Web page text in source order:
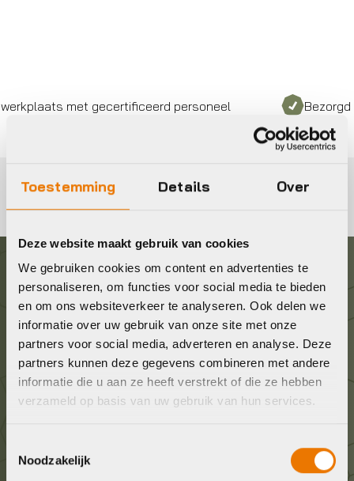
Toestemming Details Over
Deze website maakt gebruik van cookies
We gebruiken cookies om content en advertenties te
personaliseren, om functies voor social media te bieden
en om ons websiteverkeer te analyseren. Ook delen we
informatie over uw gebruik van onze site met onze
partners voor social media, adverteren en analyse. Deze
partners kunnen deze gegevens combineren met andere
informatie die u aan ze heeft verstrekt of die ze hebben
verzameld op basis van uw gebruik van hun services.
Noodzakelijk
met gecertificeerd personeel Bezorgd
Graag in contact komen?
Wij staan voor je klaar! Neem contact op via de
onderstaande gegevens.
Stuur ons een e-mail
Geef ons een belletje